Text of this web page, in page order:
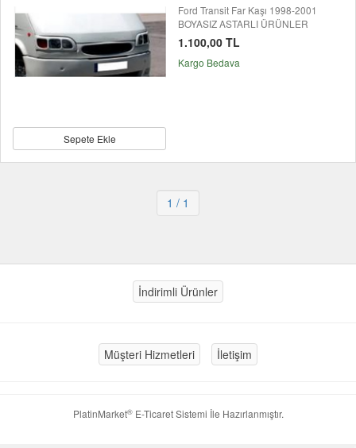
Sepete Ekle
Ford Transit Far Kaşı 1998-2001
BOYASIZ ASTARLI ÜRÜNLER
1.100,00 TL
Kargo Bedava
1 / 1
İndirimli Ürünler
Müşteri Hizmetleri İletişim
PlatinMarket®E-Ticaret Sistemi İle Hazırlanmıştır.